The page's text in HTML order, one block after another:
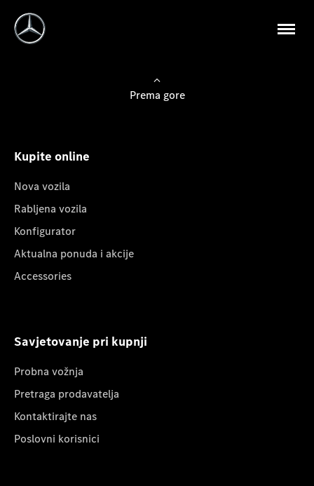
Prema gore
Kupite online
Nova vozila
Rabljena vozila
Konfigurator
Aktualna ponuda i akcije
Accessories
Savjetovanje pri kupnji
Probna vožnja
Pretraga prodavatelja
Kontaktirajte nas
Poslovni korisnici